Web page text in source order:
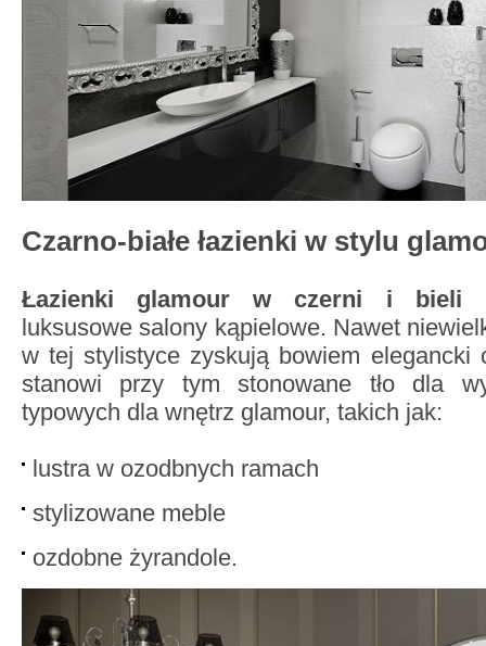
Czarno-białe łazienki w stylu
Łazienki glamour w czerni i bieli
luksusowe salony kąpielowe. Nawet
w tej stylistyce zyskują bowiem elegancki
stanowi przy tym stonowane tło dla
typowych dla wnętrz glamour, takich jak:
lustra w ozodbnych ramach
stylizowane meble
ozdobne żyrandole.